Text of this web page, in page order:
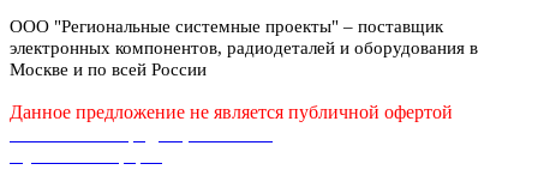
ООО "Региональные системные проекты" – поставщик
электронных компонентов, радиодеталей и оборудования в
Москве и по всей России
Данное предложение не является публичной офертой